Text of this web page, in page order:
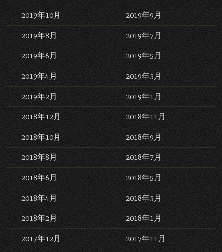
2019年10月 2019年9月
2019年8月 2019年7月
2019年6月 2019年5月
2019年4月 2019年3月
2019年2月 2019年1月
2018年12月 2018年11月
2018年10月 2018年9月
2018年8月 2018年7月
2018年6月 2018年5月
2018年4月 2018年3月
2018年2月 2018年1月
2017年12月 2017年11月